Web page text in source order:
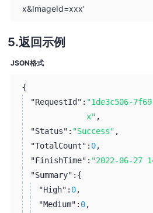
x&ImageId=xxx'
返回示例
JSON格式
{
"RequestId": "1de3c506-
x" ,
"Status": "Success" ,
"TotalCount": 0,
"FinishTime": "2022-06-27
"Summary": {
"High": 0,
"Medium": 0,